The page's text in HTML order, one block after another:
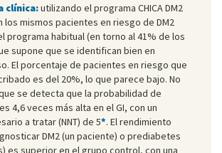
clínica:utilizando el programa CHICA DM2
los mismos pacientes en riesgo de DM2
programa habitual (en torno al 41% de los
supone que se identifican bien en
El porcentaje de pacientes en riesgo que
es del 20%, lo que parece bajo. No
se detecta que la probabilidad de
4,6 veces más alta en el GI, con un
a tratar (NNT) de 5*. El rendimiento
DM2 (un paciente) o prediabetes
es superior en el grupo control, con una